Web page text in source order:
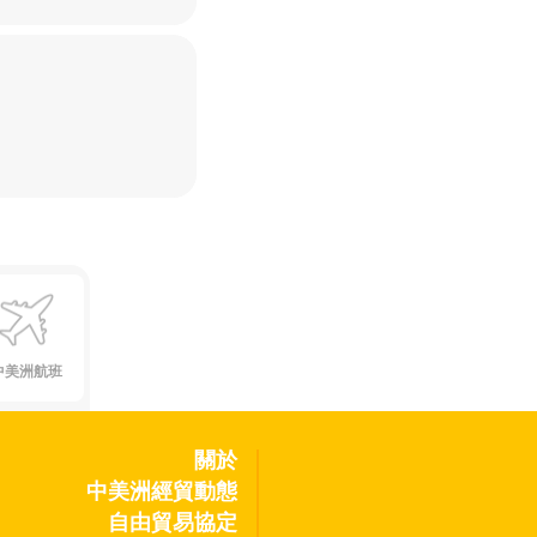
美洲航班
關於
中美洲經貿動態
自由貿易協定